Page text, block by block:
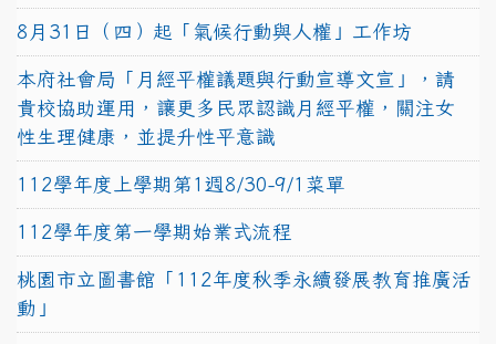
8月31日（四）起「氣候行動與人權」工作坊
本府社會局「月經平權議題與行動宣導文宣」，請
貴校協助運用，讓更多民眾認識月經平權，關注女
性生理健康，並提升性平意識
112學年度上學期第1週8/30-9/1菜單
112學年度第一學期始業式流程
桃園市立圖書館「112年度秋季永續發展教育推廣活
動」